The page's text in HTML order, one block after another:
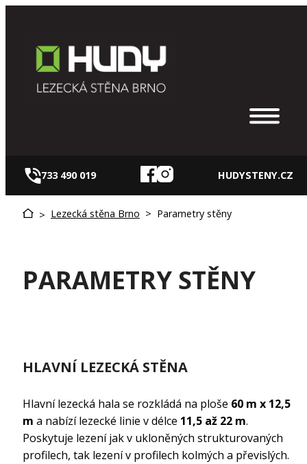
obsah
733 490 019 HUDYSTENY.CZ
> Lezecká stěna Brno > Parametry stěny
PARAMETRY STĚNY
HLAVNÍ LEZECKÁ STĚNA
Hlavní lezecká hala se rozkládá na ploše 60 m x 12,5
m a nabízí lezecké linie v délce 11,5 až 22 m.
Poskytuje lezení jak v ukloněných strukturovaných
profilech, tak lezení v profilech kolmých a převislých.